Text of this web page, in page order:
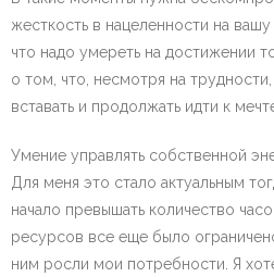
жесткость в нацеленности на
что надо умереть на достижении
о том, что, несмотря на
вставать и продолжать идти к
Умение управлять собственной
Для меня это стало актуальным
начало превышать количество
ресурсов все еще было
ним росли мои потребности. Я